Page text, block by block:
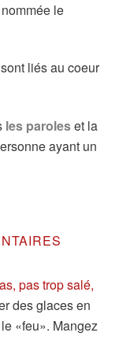
le
sont liés au coeur
les paroleset la
ayant un
pas trop salé,
des glaces en
«feu». Mangez